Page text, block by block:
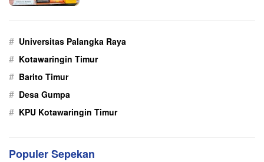
# Universitas Palangka Raya
# Kotawaringin Timur
# Barito Timur
# Desa Gumpa
# KPU Kotawaringin Timur
Populer Sepekan